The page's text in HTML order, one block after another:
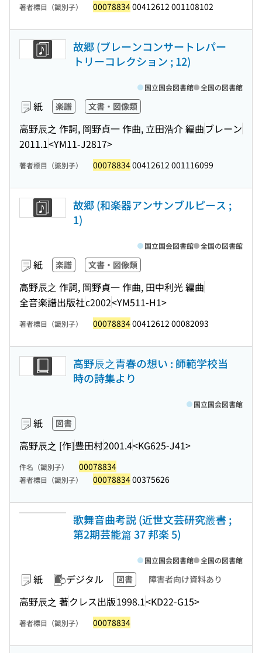
著者標目（識別子） 0007883400412612 001108102
故郷 (ブレーンコンサートレパー
トリーコレクション ; 12)
紙 楽譜 文書・図像類
高野辰之 作詞, 岡野貞一 作曲, 立田浩介 編曲ブレーン
2011.1<YM11-J2817>
国立国会図書館 全国の図書館
著者標目（識別子） 0007883400412612 001116099
故郷 (和楽器アンサンブルピース ;
1)
紙 楽譜 文書・図像類
高野辰之 作詞, 岡野貞一 作曲, 田中利光 編曲
全音楽譜出版社c2002<YM511-H1>
国立国会図書館 全国の図書館
著者標目（識別子） 0007883400412612 00082093
高野辰之青春の想い : 師範学校当
時の詩集より
紙 図書
高野辰之 [作]豊田村2001.4<KG625-J41>
国立国会図書館
件名（識別子） 00078834
著者標目（識別子） 0007883400375626
歌舞音曲考説 (近世文芸研究叢書 ;
第2期芸能篇 37 邦楽 5)
紙 デジタル 図書 障害者向け資料あり
高野辰之 著クレス出版1998.1<KD22-G15>
国立国会図書館 全国の図書館
著者標目（識別子） 00078834